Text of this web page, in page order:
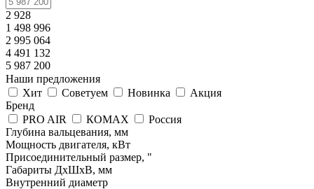
2 928
1 498 996
2 995 064
4 491 132
5 987 200
Наши предложения
Хит
Советуем Новинка
Акция
Бренд
PRO AIR
КОМАХ
Россия
Глубина вальцевания, мм
Мощность двигателя, кВт
Присоединительный размер, "
Габариты ДхШхВ, мм
Внутренний диаметр